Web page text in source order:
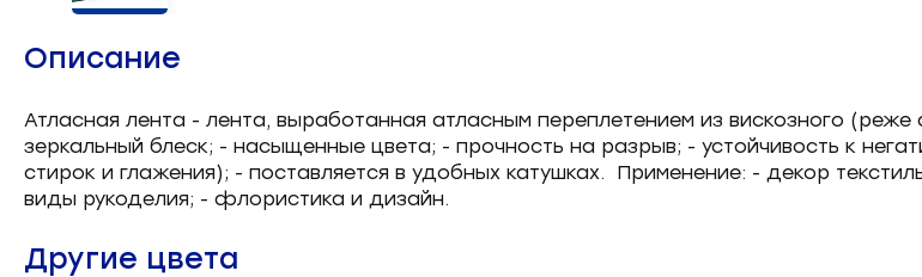
Запчасти для швейного
оборудования
21
Описание
Атласная лента - лента, выработанная атласным переплетением из вискозного
зеркальный блеск; - насыщенные цвета; - прочность на разрыв; - устойчивость к
стирок и глажения); - поставляется в удобных катушках. Применение: - декор
виды рукоделия; - флористика и дизайн.
Другие цвета